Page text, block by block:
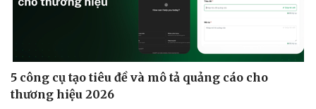
5 công cụ tạo tiêu đề và mô tả quảng cáo cho
thương hiệu 2026